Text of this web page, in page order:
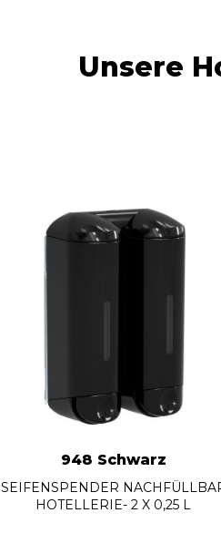
Unsere
948 Schwarz
SEIFENSPENDER
HOTELLERIE- 2 X 0,25 L